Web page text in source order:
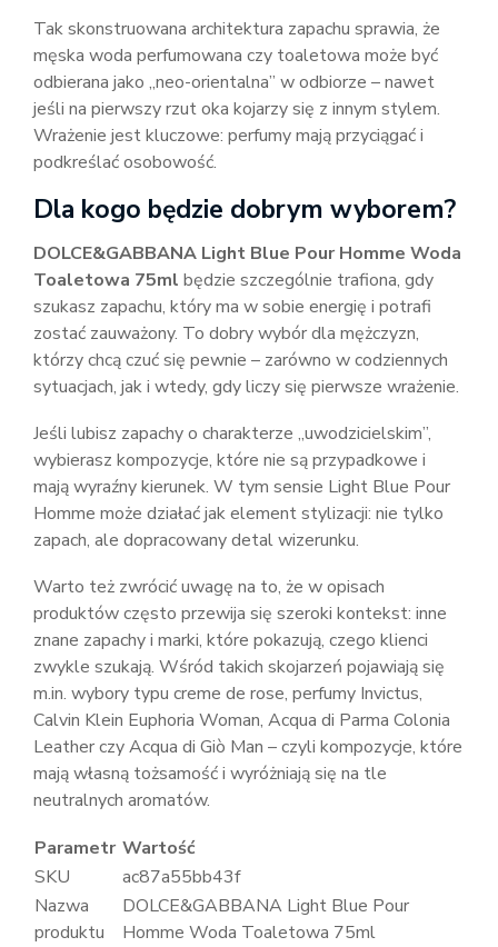
Tak skonstruowana architektura zapachu sprawia, że
męska woda perfumowana czy toaletowa może być
odbierana jako „neo-orientalna” w odbiorze – nawet
jeśli na pierwszy rzut oka kojarzy się z innym stylem.
Wrażenie jest kluczowe: perfumy mają przyciągać i
podkreślać osobowość.
Dla kogo będzie dobrym wyborem?
DOLCE&GABBANA Light Blue Pour Homme Woda
Toaletowa 75ml będzie szczególnie trafiona, gdy
szukasz zapachu, który ma w sobie energię i potrafi
zostać zauważony. To dobry wybór dla mężczyzn,
którzy chcą czuć się pewnie – zarówno w codziennych
sytuacjach, jak i wtedy, gdy liczy się pierwsze wrażenie.
Jeśli lubisz zapachy o charakterze „uwodzicielskim”,
wybierasz kompozycje, które nie są przypadkowe i
mają wyraźny kierunek. W tym sensie Light Blue Pour
Homme może działać jak element stylizacji: nie tylko
zapach, ale dopracowany detal wizerunku.
Warto też zwrócić uwagę na to, że w opisach
produktów często przewija się szeroki kontekst: inne
znane zapachy i marki, które pokazują, czego klienci
zwykle szukają. Wśród takich skojarzeń pojawiają się
m.in. wybory typu creme de rose, perfumy Invictus,
Calvin Klein Euphoria Woman, Acqua di Parma Colonia
Leather czy Acqua di Giò Man – czyli kompozycje, które
mają własną tożsamość i wyróżniają się na tle
neutralnych aromatów.
Parametr Wartość
SKU
ac87a55bb43f
Nazwa
produktu
DOLCE&GABBANA Light Blue Pour
Homme Woda Toaletowa 75ml